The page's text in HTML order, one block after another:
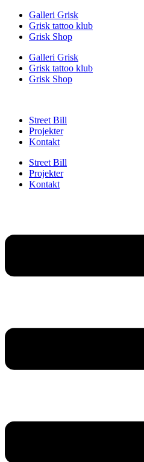
Videre
indhold
Galleri Grisk
Grisk tattoo klub
Grisk Shop
Galleri Grisk
Grisk tattoo klub
Grisk Shop
Street Bill
Projekter
Kontakt
Street Bill
Projekter
Kontakt